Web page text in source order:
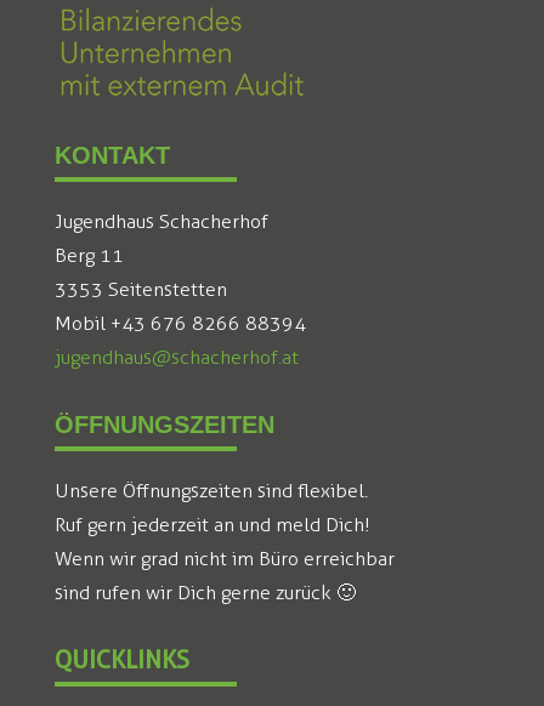
KONTAKT
Jugendhaus Schacherhof
Berg 11
3353 Seitenstetten
Mobil +43 676 8266 88394
jugendhaus@schacherhof.at
ÖFFNUNGSZEITEN
Unsere Öffnungszeiten sind flexibel.
Ruf gern jederzeit an und meld Dich!
Wenn wir grad nicht im Büro erreichbar
sind rufen wir Dich gerne zurück 🙂
QUICKLINKS